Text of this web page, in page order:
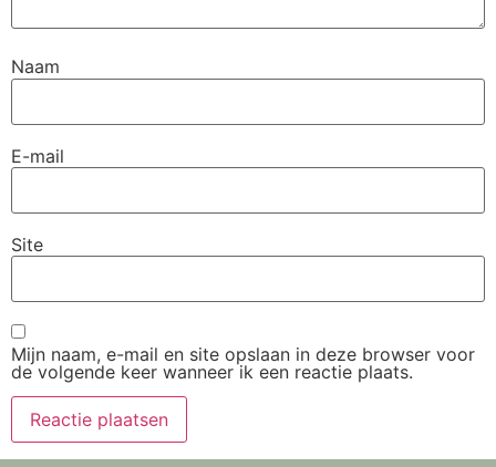
Naam
E-mail
Site
Mijn naam, e-mail en site opslaan in deze browser voor
de volgende keer wanneer ik een reactie plaats.